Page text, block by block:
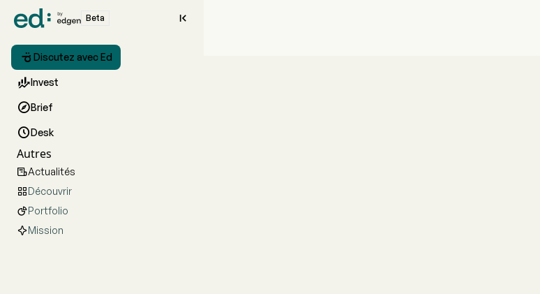
Beta 
 Discutez avec Ed
Invest
Brief
Desk
Autres
Actualités
Découvrir
Portfolio
Mission